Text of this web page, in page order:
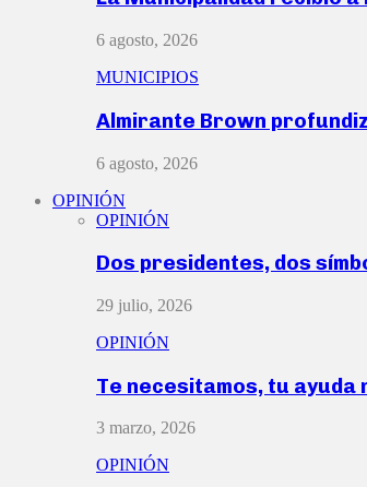
6 agosto, 2026
MUNICIPIOS
Almirante Brown
6 agosto, 2026
OPINIÓN
OPINIÓN
Dos presidentes, dos
29 julio, 2026
OPINIÓN
Te necesitamos, tu ayuda
3 marzo, 2026
OPINIÓN